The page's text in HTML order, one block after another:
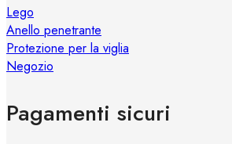
Lego
Anello penetrante
Protezione per la viglia
Negozio
Pagamenti sicuri